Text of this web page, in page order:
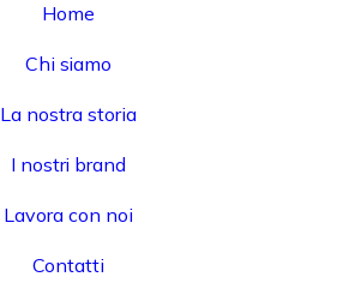
Home
Chi siamo
La nostra storia
I nostri brand
Lavora con noi
Contatti